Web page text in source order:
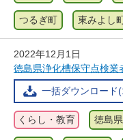
つるぎ町 東みよし
2022年12月1日
徳島県浄化槽保守点検業
一括ダウンロード
くらし・教育 徳島県